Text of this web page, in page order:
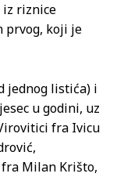
riznice
prvog, koji je
jednog listića) i
u godini, uz
fra Ivicu
Milan Krišto,